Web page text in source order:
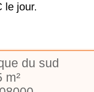
le jour.
du sud
m²